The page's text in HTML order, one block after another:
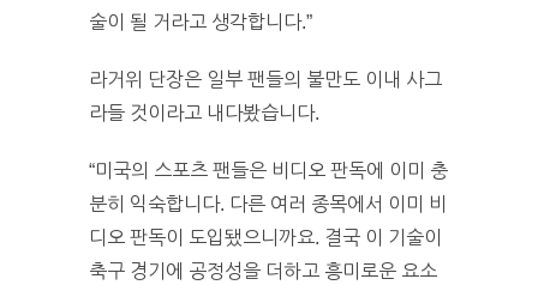
술이 될 거라고 생각합니다.”
라거위 단장은 일부 팬들의 불만도 이내 사그
라들 것이라고 내다봤습니다.
“미국의 스포츠 팬들은 비디오 판독에 이미 충
분히 익숙합니다. 다른 여러 종목에서 이미 비
디오 판독이 도입됐으니까요. 결국 이 기술이
축구 경기에 공정성을 더하고 흥미로운 요소